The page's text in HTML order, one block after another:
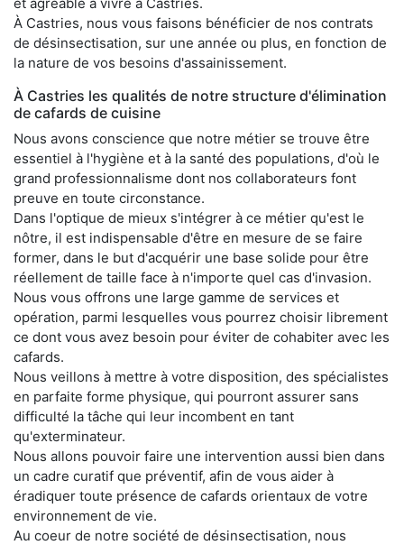
À Castries, nous vous faisons bénéficier de nos contrats
de désinsectisation, sur une année ou plus, en fonction de
la nature de vos besoins d'assainissement.
À Castries les qualités de notre structure d'élimination
de cafards de cuisine
Nous avons conscience que notre métier se trouve être
essentiel à l'hygiène et à la santé des populations, d'où le
grand professionnalisme dont nos collaborateurs font
preuve en toute circonstance.
Dans l'optique de mieux s'intégrer à ce métier qu'est le
nôtre, il est indispensable d'être en mesure de se faire
former, dans le but d'acquérir une base solide pour être
réellement de taille face à n'importe quel cas d'invasion.
Nous vous offrons une large gamme de services et
opération, parmi lesquelles vous pourrez choisir librement
ce dont vous avez besoin pour éviter de cohabiter avec les
cafards.
Nous veillons à mettre à votre disposition, des spécialistes
en parfaite forme physique, qui pourront assurer sans
difficulté la tâche qui leur incombent en tant
qu'exterminateur.
Nous allons pouvoir faire une intervention aussi bien dans
un cadre curatif que préventif, afin de vous aider à
éradiquer toute présence de cafards orientaux de votre
environnement de vie.
Au coeur de notre société de désinsectisation, nous